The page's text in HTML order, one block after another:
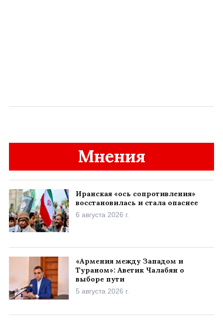
Мнения
Иранская «ось сопротивления»
восстановилась и стала опаснее
6 августа 2026 г.
«Армения между Западом и
Тураном»: Аветик Чалабян о
выборе пути
5 августа 2026 г.